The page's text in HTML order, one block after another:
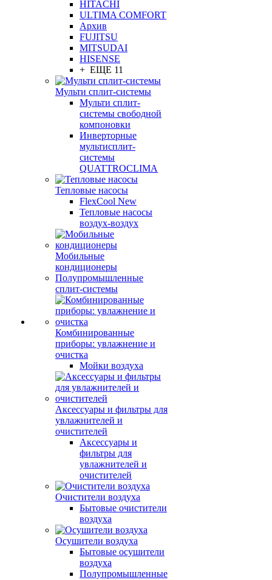
HITACHI
ULTIMA COMFORT
Архив
FUJITSU
MITSUDAI
HISENSE
+ ЕЩЕ 11
Мульти сплит-системы
Мульти сплит-
системы свободной
компоновки
Инверторные
мультисплит-
системы
QUATTROCLIMA
Тепловые насосы
FlexCool New
Тепловые насосы
воздух-воздух
Мобильные
кондиционеры
Полупромышленные
сплит-системы
Комбинированные
приборы: увлажнение и
очистка
Мойки воздуха
Аксессуары и фильтры для
увлажнителей и
очистителей
Аксессуары и
фильтры для
увлажнителей и
очистителей
Очистители воздуха
Бытовые очистители
воздуха
Осушители воздуха
Бытовые осушители
воздуха
Полупромышленные